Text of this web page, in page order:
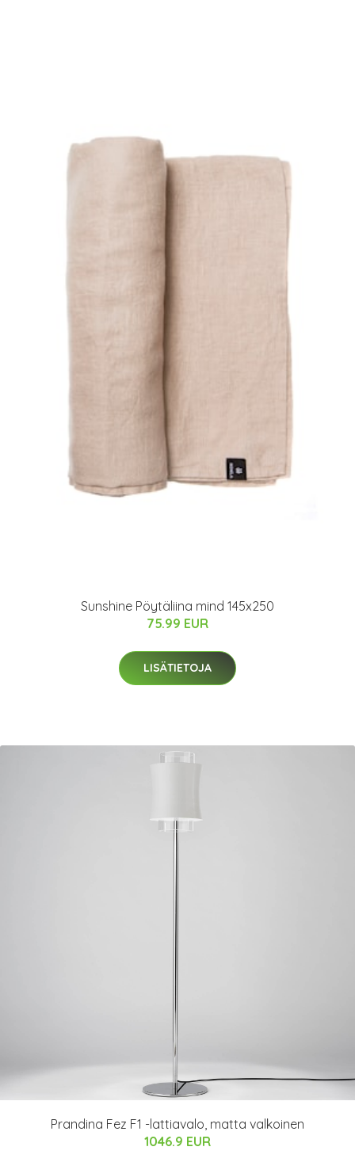
Sunshine Pöytäliina mind 145x250
75.99 EUR
LISÄTIETOJA
Prandina Fez F1 -lattiavalo, matta valkoinen
1046.9 EUR